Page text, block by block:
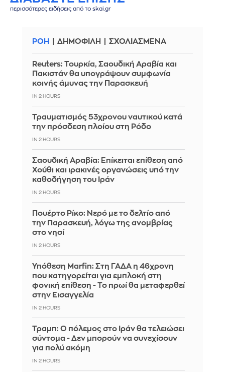
περισσότερες ειδήσεις από το skai.gr
ΡΟΗ ΔΗΜΟΦΙΛΗ ΣΧΟΛΙΑΣΜΕΝΑ
Reuters: Τουρκία, Σαουδική Αραβία και
Πακιστάν θα υπογράψουν συμφωνία
κοινής άμυνας την Παρασκευή
IN 2 HOURS
Τραυματισμός 53χρονου ναυτικού κατά
την πρόσδεση πλοίου στη Ρόδο
IN 2 HOURS
Σαουδική Αραβία: Επίκειται επίθεση από
Χούθι και ιρακινές οργανώσεις υπό την
καθοδήγηση του Ιράν
IN 2 HOURS
Πουέρτο Ρίκο: Νερό με το δελτίο από
την Παρασκευή, λόγω της ανομβρίας
στο νησί
IN 2 HOURS
Υπόθεση Marfin: Στη ΓΑΔΑ η 46χρονη
που κατηγορείται για εμπλοκή στη
φονική επίθεση - Το πρωί θα μεταφερθεί
στην Εισαγγελία
IN 2 HOURS
Τραμπ: Ο πόλεμος στο Ιράν θα τελειώσει
σύντομα - Δεν μπορούν να συνεχίσουν
για πολύ ακόμη
IN 2 HOURS